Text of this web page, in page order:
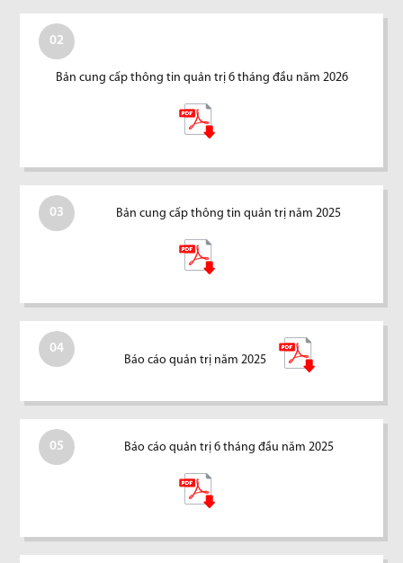
02
Bản cung cấp thông tin quản trị 6 tháng đầu năm 2026
03 Bản cung cấp thông tin quản trị năm 2025
04
Báo cáo quản trị năm 2025
05 Báo cáo quản trị 6 tháng đầu năm 2025